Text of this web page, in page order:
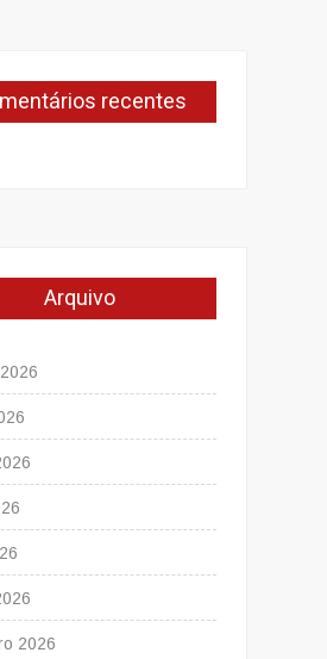
recentes
Arquivo
2026